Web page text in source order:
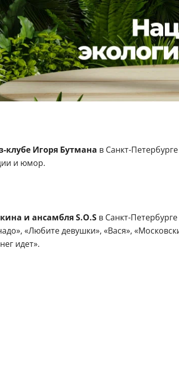
клубе Игоря Бутмана в Санкт-
и юмор.
и ансамбля S.O.S в Санкт-
«Любите девушки», «Вася»,
идет».